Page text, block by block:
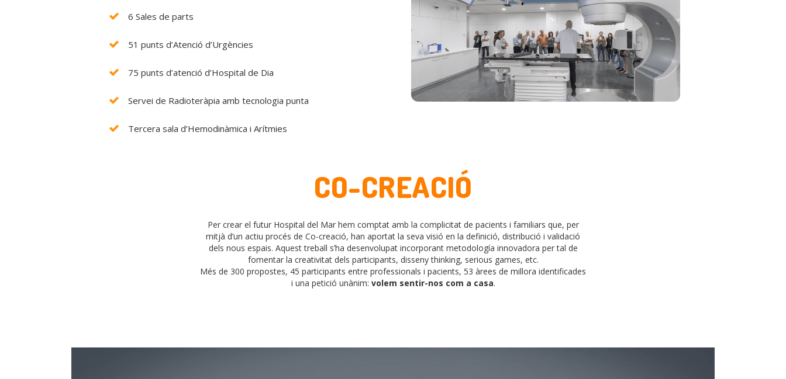
6 Sales de parts
51 punts d’Atenció d’Urgències
75 punts d’atenció d’Hospital de Dia
Servei de Radioteràpia amb tecnologia punta
Tercera sala d’Hemodinàmica i Arítmies
CO-CREACIÓ
Per crear el futur Hospital del Mar hem comptat amb la complicitat de pacients i familiars que, per
mitjà d’un actiu procés de Co-creació, han aportat la seva visió en la definició, distribució i validació
dels nous espais. Aquest treball s’ha desenvolupat incorporant metodología innovadora per tal de
fomentar la creativitat dels participants, disseny thinking, serious games, etc.
Més de 300 propostes, 45 participants entre professionals i pacients, 53 àrees de millora identificades
i una petició unànim: volem sentir-nos com a casa.